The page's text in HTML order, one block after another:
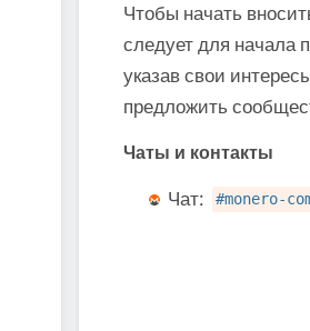
Чтобы начать
следует для начала
указав свои
предложить
Чаты и контакты
Чат: #monero-